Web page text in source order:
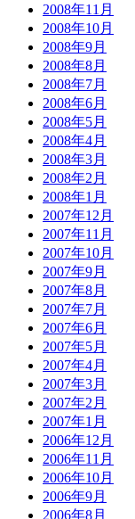
2008年11月
2008年10月
2008年9月
2008年8月
2008年7月
2008年6月
2008年5月
2008年4月
2008年3月
2008年2月
2008年1月
2007年12月
2007年11月
2007年10月
2007年9月
2007年8月
2007年7月
2007年6月
2007年5月
2007年4月
2007年3月
2007年2月
2007年1月
2006年12月
2006年11月
2006年10月
2006年9月
2006年8月